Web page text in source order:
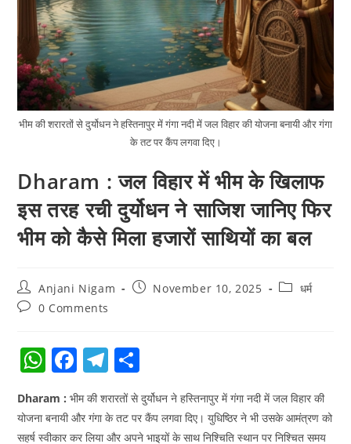
भीम की शरारतों से दुर्योधन ने हस्तिनापुर में गंगा नदी में जल विहार की योजना बनायी और गंगा
के तट पर कैंप लगवा दिए।
Dharam : जल विहार में भीम के खिलाफ
इस तरह रची दुर्योधन ने साजिश जानिए फिर
भीम को कैसे मिला हजारों साथियों का बल
Anjani Nigam November 10, 2025
धर्म
0 Comments
W
at
s
F
a
c
e
T
el
e
gr
h
ar
e
Dharam :भीम की शरारतों से दुर्योधन ने हस्तिनापुर में गंगा नदी में जल विहार की
योजना बनायी और गंगा के तट पर कैंप लगवा दिए। युधिष्ठिर ने भी उसके आमंत्रण को
सहर्ष स्वीकार कर लिया और अपने भाइयों के साथ निश्चिति स्थान पर निश्चित समय